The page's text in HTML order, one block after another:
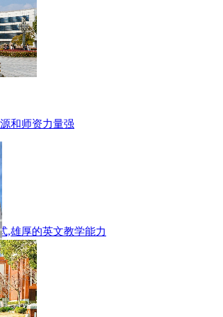
和师资力量强
,雄厚的英文教学能力